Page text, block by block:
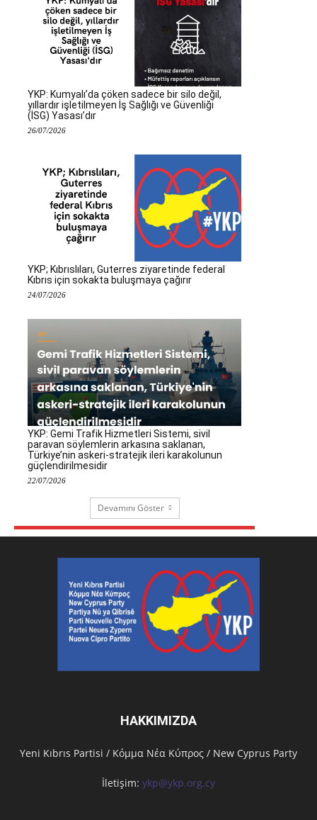
YKP: Kumyalı’da çöken sadece bir silo değil,
yıllardır işletilmeyen İş Sağlığı ve Güvenliği
(İSG) Yasası’dır
26/07/2026
YKP; Kıbrıslıları, Guterres ziyaretinde federal
Kıbrıs için sokakta buluşmaya çağırır
24/07/2026
YKP: Gemi Trafik Hizmetleri Sistemi, sivil
paravan söylemlerin arkasına saklanan,
Türkiye’nin askeri-stratejik ileri karakolunun
güçlendirilmesidir
22/07/2026
Devamını Göster
HAKKIMIZDA
Υeni Kıbrıs Partisi / Κόμμα Νέα Κύπρος / New Cyprus Party
İletişim: ykp@ykp.org.cy